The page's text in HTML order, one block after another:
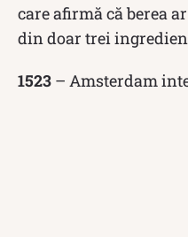
care afirmă că berea
din doar trei
1523 – Amsterdam